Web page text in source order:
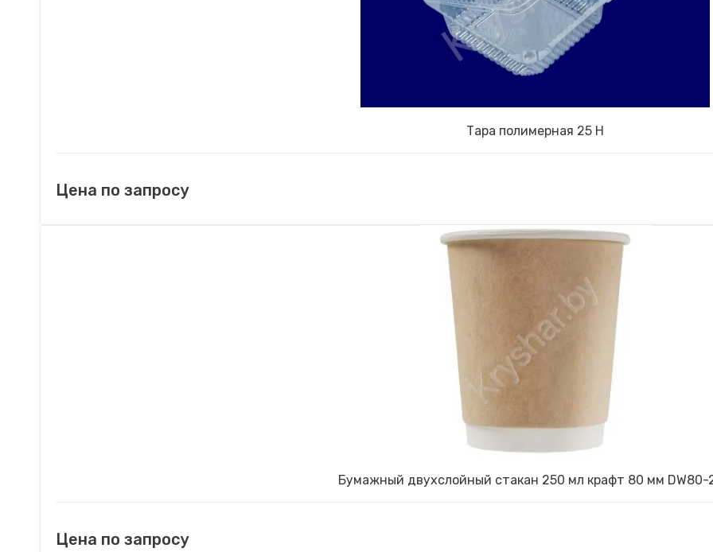
Тара полимерная 25 Н
Цена по запросу
Бумажный двухслойный стакан 250 мл крафт 80 мм DW80-
Цена по запросу